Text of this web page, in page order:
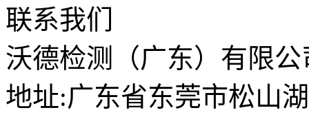
联系我们
沃德检测（广东）有限公
地址:广东省东莞市松山